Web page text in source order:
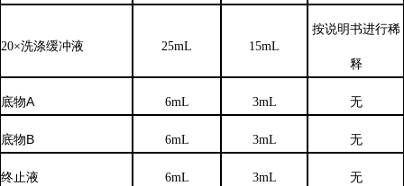
20×洗涤缓冲液 25mL 15mL
按说明书进行稀
释
底物A 6mL 3mL 无
底物B 6mL 3mL 无
终止液 6mL 3mL 无